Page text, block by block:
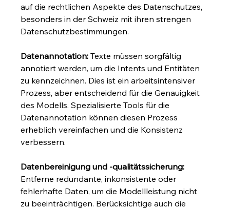
auf die rechtlichen Aspekte des Datenschutzes,
besonders in der Schweiz mit ihren strengen
Datenschutzbestimmungen.
Datenannotation: Texte müssen sorgfältig
annotiert werden, um die Intents und Entitäten
zu kennzeichnen. Dies ist ein arbeitsintensiver
Prozess, aber entscheidend für die Genauigkeit
des Modells. Spezialisierte Tools für die
Datenannotation können diesen Prozess
erheblich vereinfachen und die Konsistenz
verbessern.
Datenbereinigung und -qualitätssicherung:
Entferne redundante, inkonsistente oder
fehlerhafte Daten, um die Modellleistung nicht
zu beeinträchtigen. Berücksichtige auch die